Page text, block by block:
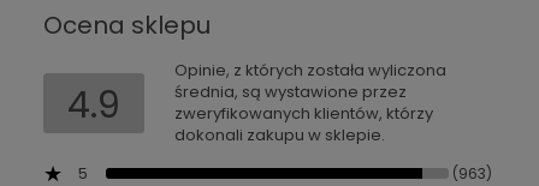
Ocena sklepu
4.9
Opinie, z których została wyliczona
średnia, są wystawione przez
zweryfikowanych klientów, którzy
dokonali zakupu w sklepie.
5
(963)